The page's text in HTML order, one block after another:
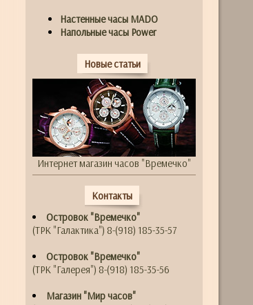
Настенные часы MADO
Напольные часы Power
Новые статьи
Интернет магазин часов "Времечко"
Контакты
Островок "Времечко"
(ТРК "Галактика") 8-(918) 185-35-57
Островок "Времечко"
(ТРК "Галерея") 8-(918) 185-35-56
Магазин "Мир часов"